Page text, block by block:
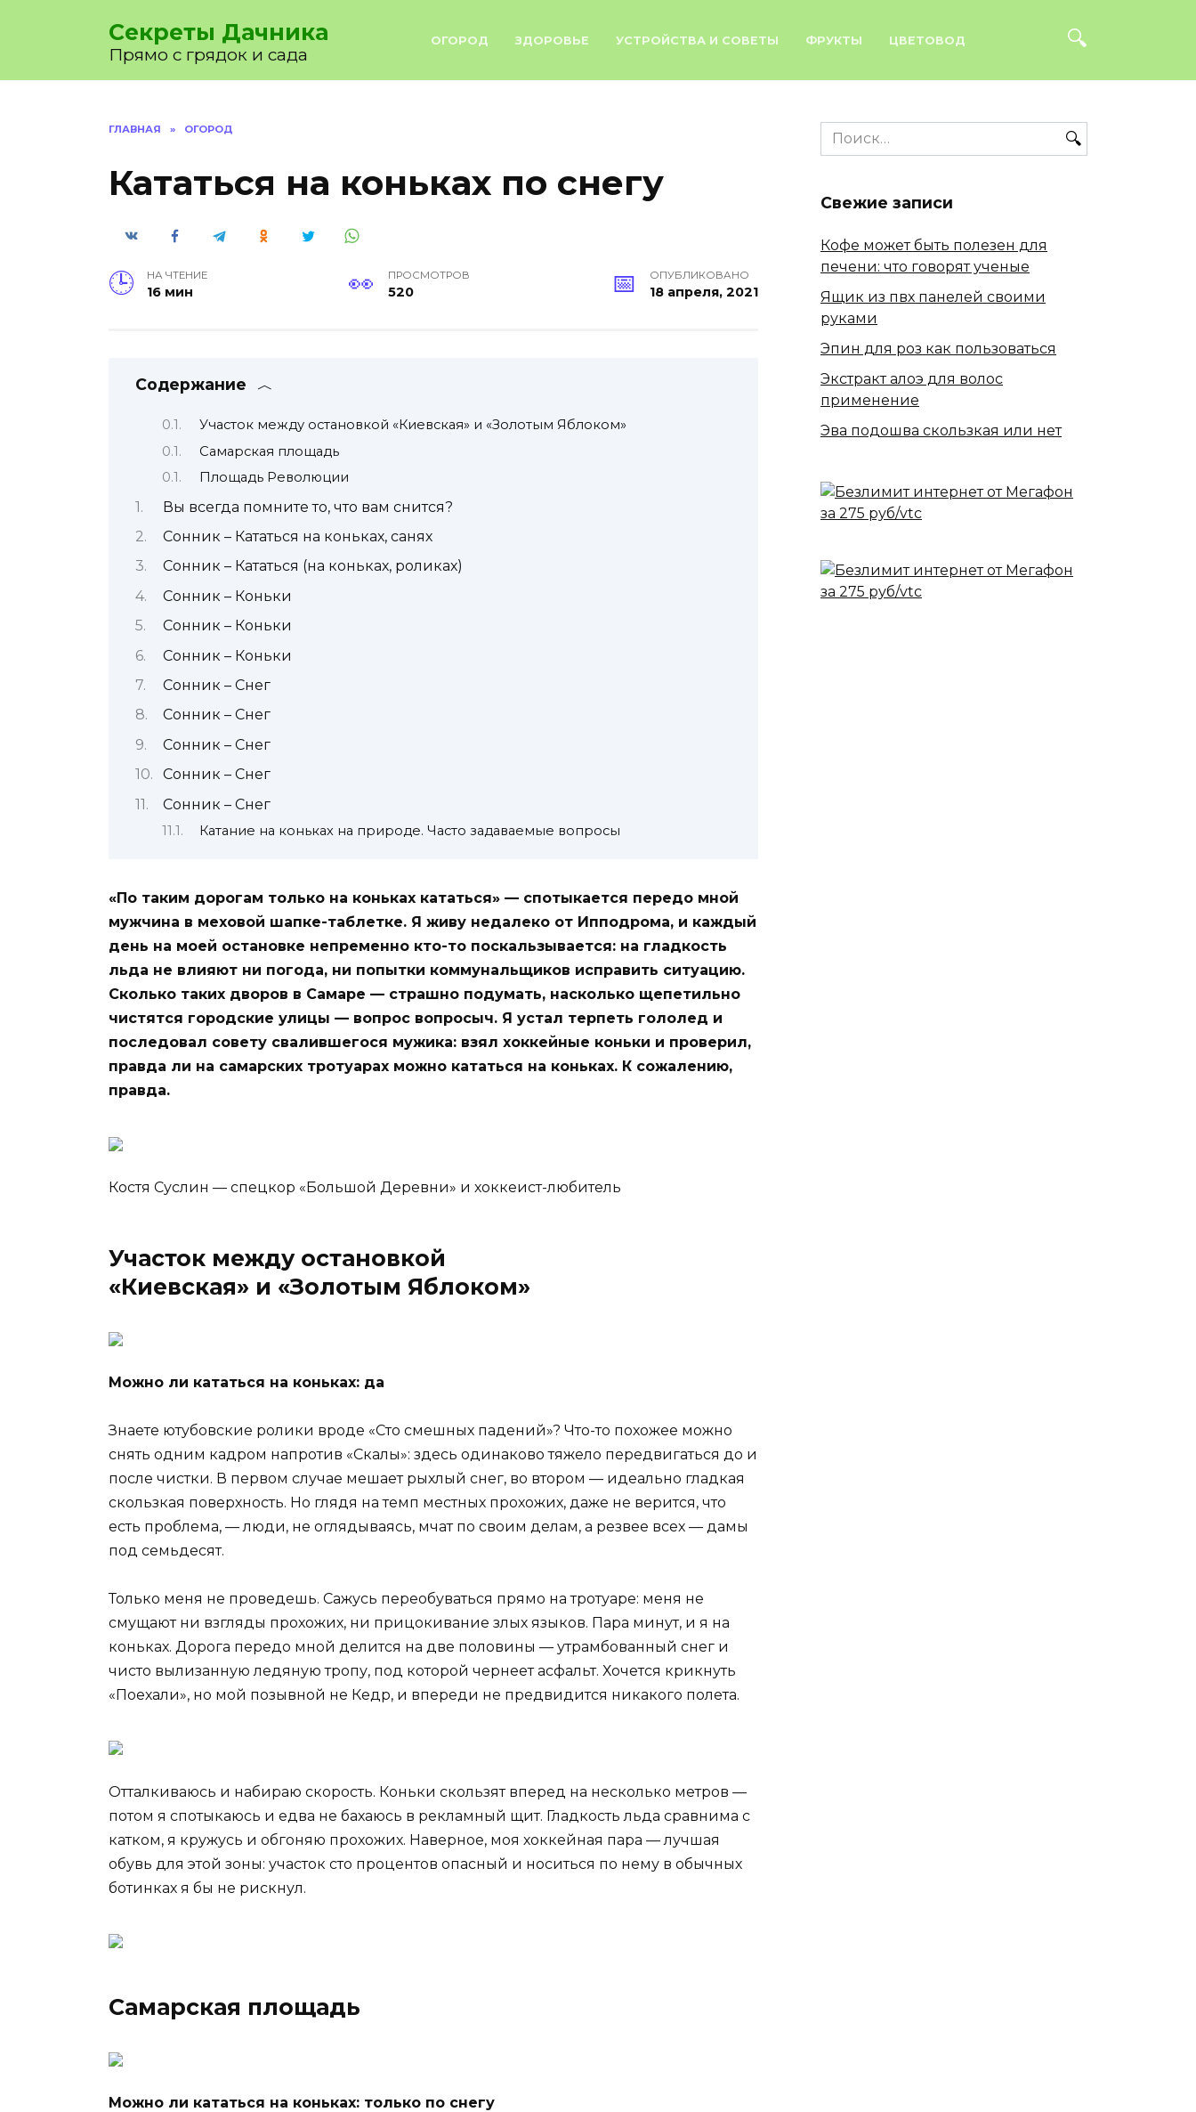
Секреты Дачника
Прямо с грядок и сада
ОГОРОД ЗДОРОВЬЕ УСТРОЙСТВА И СОВЕТЫ ФРУКТЫ ЦВЕТОВОД
ГЛАВНАЯ » ОГОРОД
Кататься на коньках по снегу
НА ЧТЕНИЕ
16 мин
ПРОСМОТРОВ
520
ОПУБЛИКОВАНО
18 апреля, 2021
Содержание
Участок между остановкой «Киевская» и «Золотым Яблоком»
Самарская площадь
Площадь Революции
Вы всегда помните то, что вам снится?
Сонник – Кататься на коньках, санях
Сонник – Кататься (на коньках, роликах)
Сонник – Коньки
Сонник – Коньки
Сонник – Коньки
Сонник – Снег
Сонник – Снег
Сонник – Снег
Сонник – Снег
Сонник – Снег
Катание на коньках на природе. Часто задаваемые вопросы
«По таким дорогам только на коньках кататься» — спотыкается передо мной
мужчина в меховой шапке-таблетке. Я живу недалеко от Ипподрома, и каждый
день на моей остановке непременно кто-то поскальзывается: на гладкость
льда не влияют ни погода, ни попытки коммунальщиков исправить ситуацию.
Сколько таких дворов в Самаре — страшно подумать, насколько щепетильно
чистятся городские улицы — вопрос вопросыч. Я устал терпеть гололед и
последовал совету свалившегося мужика: взял хоккейные коньки и проверил,
правда ли на самарских тротуарах можно кататься на коньках. К сожалению,
правда.
Костя Суслин — спецкор «Большой Деревни» и хоккеист-любитель
Участок между остановкой
«Киевская» и «Золотым Яблоком»
Можно ли кататься на коньках: да
Знаете ютубовские ролики вроде «Сто смешных падений»? Что-то похожее можно
снять одним кадром напротив «Скалы»: здесь одинаково тяжело передвигаться до и
после чистки. В первом случае мешает рыхлый снег, во втором — идеально гладкая
скользкая поверхность. Но глядя на темп местных прохожих, даже не верится, что
есть проблема, — люди, не оглядываясь, мчат по своим делам, а резвее всех — дамы
под семьдесят.
Только меня не проведешь. Сажусь переобуваться прямо на тротуаре: меня не
смущают ни взгляды прохожих, ни прицокивание злых языков. Пара минут, и я на
коньках. Дорога передо мной делится на две половины — утрамбованный снег и
чисто вылизанную ледяную тропу, под которой чернеет асфальт. Хочется крикнуть
«Поехали», но мой позывной не Кедр, и впереди не предвидится никакого полета.
Отталкиваюсь и набираю скорость. Коньки скользят вперед на несколько метров —
потом я спотыкаюсь и едва не бахаюсь в рекламный щит. Гладкость льда сравнима с
катком, я кружусь и обгоняю прохожих. Наверное, моя хоккейная пара — лучшая
обувь для этой зоны: участок сто процентов опасный и носиться по нему в обычных
ботинках я бы не рискнул.
Самарская площадь
Можно ли кататься на коньках: только по снегу
Search
for:
Свежие записи
Кофе может быть полезен для
печени: что говорят ученые
Ящик из пвх панелей своими
руками
Эпин для роз как пользоваться
Экстракт алоэ для волос
применение
Эва подошва скользкая или нет